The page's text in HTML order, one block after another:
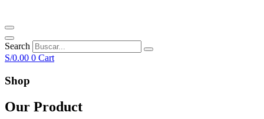
Search
S/0.00 0 Cart
Shop
Our Product